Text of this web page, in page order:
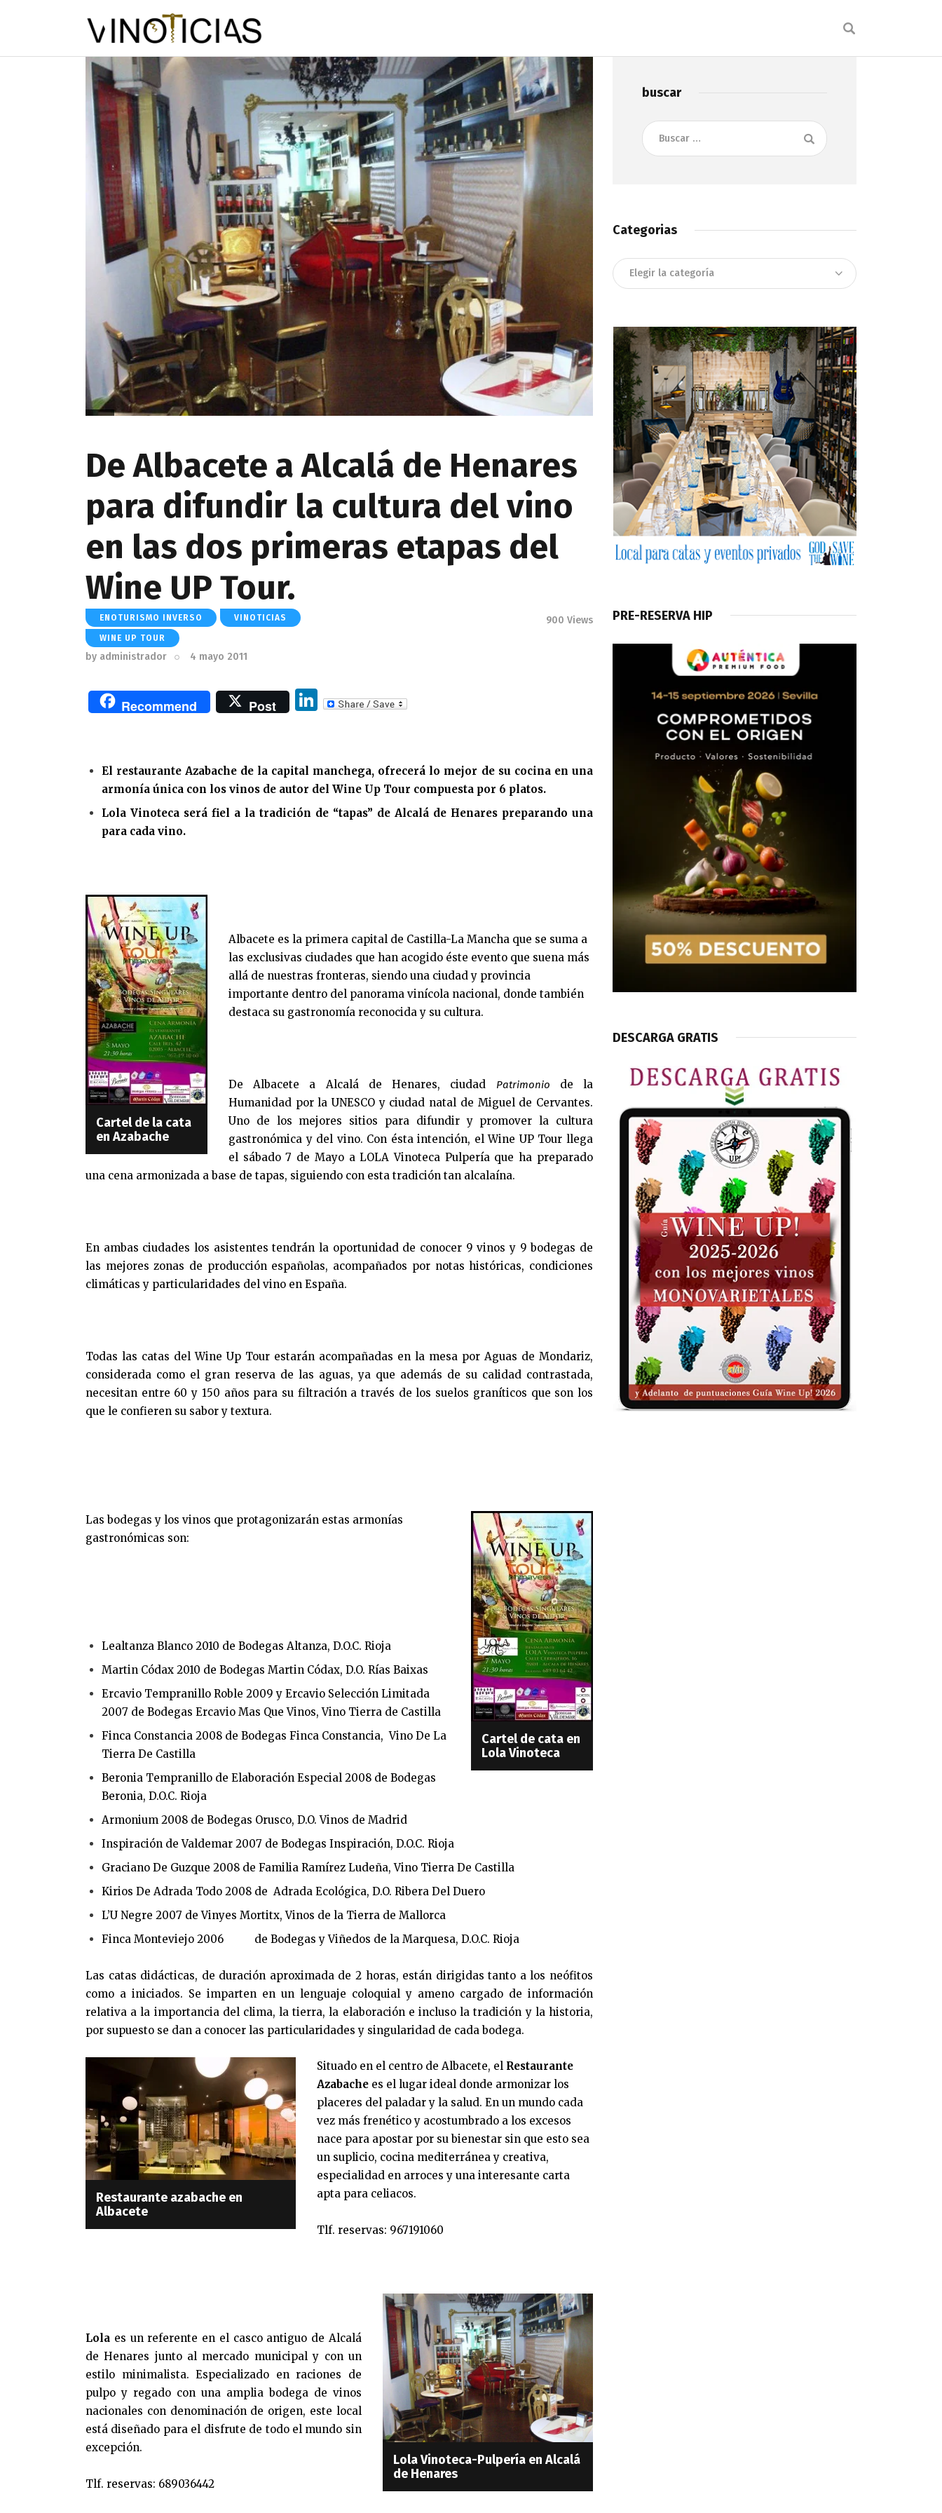
De Albacete a Alcalá de Henares
para difundir la cultura del vino
en las dos primeras etapas del
Wine UP Tour.
ENOTURISMO INVERSO VINOTICIAS
WINE UP TOUR
by administrador 4 mayo 2011
900 Views
Recommend Post
Li
e
dI
n
El restaurante Azabache de la capital manchega, ofrecerá lo mejor de su cocina en una
armonía única con los vinos de autor del Wine Up Tour compuesta por 6 platos.
Lola Vinoteca será fiel a la tradición de “tapas” de Alcalá de Henares preparando una
para cada vino.
Cartel de la cata
en Azabache
Albacete es la primera capital de Castilla-La Mancha que se suma a
las exclusivas ciudades que han acogido éste evento que suena más
allá de nuestras fronteras, siendo una ciudad y provincia
importante dentro del panorama vinícola nacional, donde también
destaca su gastronomía reconocida y su cultura.
De Albacete a Alcalá de Henares, ciudad Patrimonio
de la
Humanidad por la UNESCO y ciudad natal de Miguel de Cervantes.
Uno de los mejores sitios para difundir y promover la cultura
gastronómica y del vino. Con ésta intención, el Wine UP Tour llega
el sábado 7 de Mayo a LOLA Vinoteca Pulpería que ha preparado
una cena armonizada a base de tapas, siguiendo con esta tradición tan alcalaína.
En ambas ciudades los asistentes tendrán la oportunidad de conocer 9 vinos y 9 bodegas de
las mejores zonas de producción españolas, acompañados por notas históricas, condiciones
climáticas y particularidades del vino en España.
Todas las catas del Wine Up Tour estarán acompañadas en la mesa por Aguas de Mondariz,
considerada como el gran reserva de las aguas, ya que además de su calidad contrastada,
necesitan entre 60 y 150 años para su filtración a través de los suelos graníticos que son los
que le confieren su sabor y textura.
Cartel de cata en
Lola Vinoteca
Las bodegas y los vinos que protagonizarán estas armonías
gastronómicas son:
Lealtanza Blanco 2010 de Bodegas Altanza, D.O.C. Rioja
Martin Códax 2010 de Bodegas Martin Códax, D.O. Rías Baixas
Ercavio Tempranillo Roble 2009 y Ercavio Selección Limitada
2007 de Bodegas Ercavio Mas Que Vinos, Vino Tierra de Castilla
Finca Constancia 2008 de Bodegas Finca Constancia, Vino De La
Tierra De Castilla
Beronia Tempranillo de Elaboración Especial 2008 de Bodegas
Beronia, D.O.C. Rioja
Armonium 2008 de Bodegas Orusco, D.O. Vinos de Madrid
Inspiración de Valdemar 2007 de Bodegas Inspiración, D.O.C. Rioja
Graciano De Guzque 2008 de Familia Ramírez Ludeña, Vino Tierra De Castilla
Kirios De Adrada Todo 2008 de Adrada Ecológica, D.O. Ribera Del Duero
L’U Negre 2007 de Vinyes Mortitx, Vinos de la Tierra de Mallorca
Finca Monteviejo 2006 de Bodegas y Viñedos de la Marquesa, D.O.C. Rioja
Las catas didácticas, de duración aproximada de 2 horas, están dirigidas tanto a los neófitos
como a iniciados. Se imparten en un lenguaje coloquial y ameno cargado de información
relativa a la importancia del clima, la tierra, la elaboración e incluso la tradición y la historia,
por supuesto se dan a conocer las particularidades y singularidad de cada bodega.
Restaurante azabache en
Albacete
Situado en el centro de Albacete, el Restaurante
Azabache es el lugar ideal donde armonizar los
placeres del paladar y la salud. En un mundo cada
vez más frenético y acostumbrado a los excesos
nace para apostar por su bienestar sin que esto sea
un suplicio, cocina mediterránea y creativa,
especialidad en arroces y una interesante carta
apta para celiacos.
Tlf. reservas: 967191060
Lola Vinoteca-Pulpería en Alcalá
de Henares
Lola es un referente en el casco antiguo de Alcalá
de Henares junto al mercado municipal y con un
estilo minimalista. Especializado en raciones de
pulpo y regado con una amplia bodega de vinos
nacionales con denominación de origen, este local
está diseñado para el disfrute de todo el mundo sin
excepción.
Tlf. reservas: 689036442
buscar
Buscar:
Categorias
Categorias
PRE-RESERVA HIP
DESCARGA GRATIS